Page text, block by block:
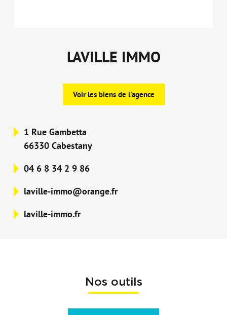
LAVILLE IMMO
Voir les biens de l'agence
1 Rue Gambetta
66330 Cabestany
04 6 8 34 2 9 86
laville-immo@orange.fr
laville-immo.fr
Nos outils